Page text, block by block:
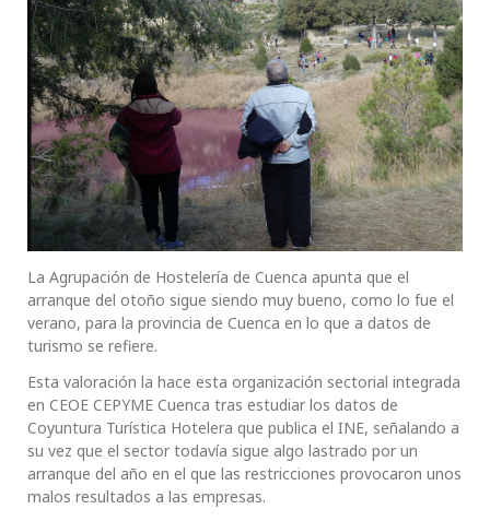
La Agrupación de Hostelería de Cuenca apunta que el
arranque del otoño sigue siendo muy bueno, como lo fue el
verano, para la provincia de Cuenca en lo que a datos de
turismo se refiere.
Esta valoración la hace esta organización sectorial integrada
en CEOE CEPYME Cuenca tras estudiar los datos de
Coyuntura Turística Hotelera que publica el INE, señalando a
su vez que el sector todavía sigue algo lastrado por un
arranque del año en el que las restricciones provocaron unos
malos resultados a las empresas.